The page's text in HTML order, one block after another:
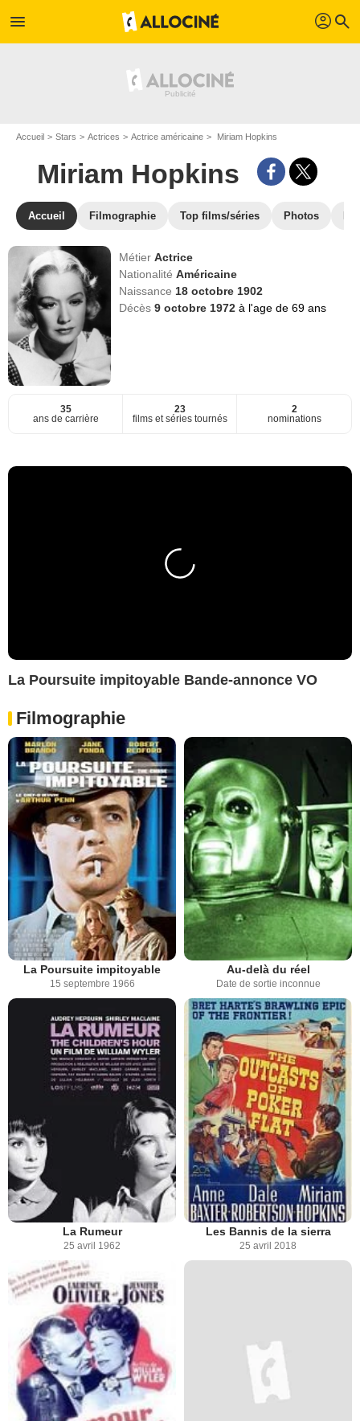
menu profil search
Accueil Stars Actrices Actrice américaine Miriam Hopkins
Miriam Hopkins
Accueil Filmographie Top films/séries Photos
MétierActrice
NationalitéAméricaine
Naissance 18 octobre 1902
Décès9 octobre 1972à l'age de 69 ans
35
ans de carrière
23
films et séries tournés
2
nominations
La Poursuite impitoyable Bande-annonce VO
Filmographie
La Poursuite impitoyable
15 septembre 1966
Au-delà du réel
Date de sortie inconnue
La Rumeur
25 avril 1962
Les Bannis de la sierra
25 avril 2018